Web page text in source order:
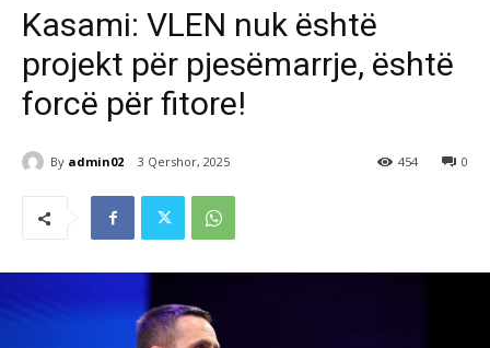
Kasami: VLEN nuk është
projekt për pjesëmarrje, është
forcë për fitore!
By admin02 3 Qershor, 2025 0
454